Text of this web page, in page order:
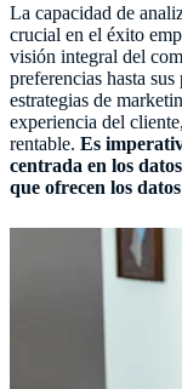
La capacidad de
crucial en el éxito
visión integral del
preferencias hasta
estrategias de
experiencia del
rentable. Es
centrada en los
que ofrecen los